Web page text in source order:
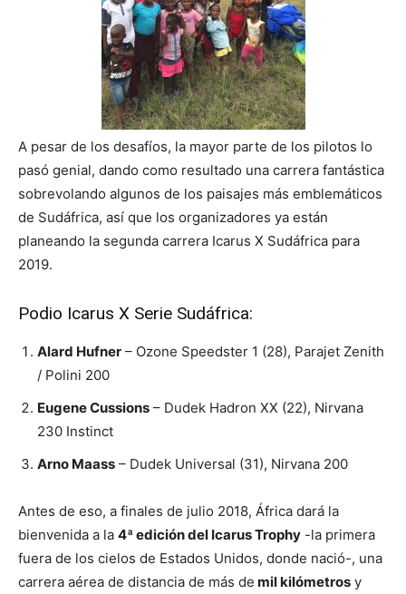
A pesar de los desafíos, la mayor parte de los pilotos lo
pasó genial, dando como resultado una carrera fantástica
sobrevolando algunos de los paisajes más emblemáticos
de Sudáfrica, así que los organizadores ya están
planeando la segunda carrera Icarus X Sudáfrica para
2019.
Podio Icarus X Serie Sudáfrica:
Alard Hufner – Ozone Speedster 1 (28), Parajet Zenith
/ Polini 200
Eugene Cussions – Dudek Hadron XX (22), Nirvana
230 Instinct
Arno Maass – Dudek Universal (31), Nirvana 200
Antes de eso, a finales de julio 2018, África dará la
bienvenida a la 4ª edición del Icarus Trophy -la primera
fuera de los cielos de Estados Unidos, donde nació-, una
carrera aérea de distancia de más de mil kilómetros y